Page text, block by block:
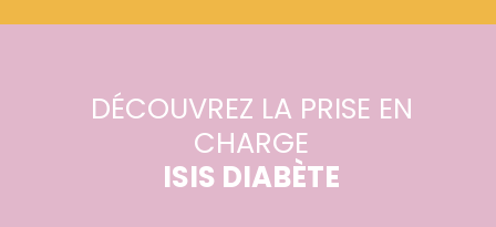
DÉCOUVREZ LA PRISE EN
CHARGE
ISIS DIABÈTE